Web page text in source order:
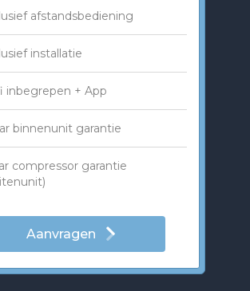
afstandsbediening
installatie
inbegrepen + App
binnenunit garantie
compressor garantie
Aanvragen